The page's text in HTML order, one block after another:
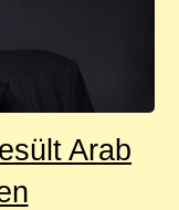
Arab